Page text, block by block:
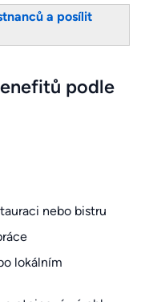
a posílit
podle
nebo bistru
lokálním